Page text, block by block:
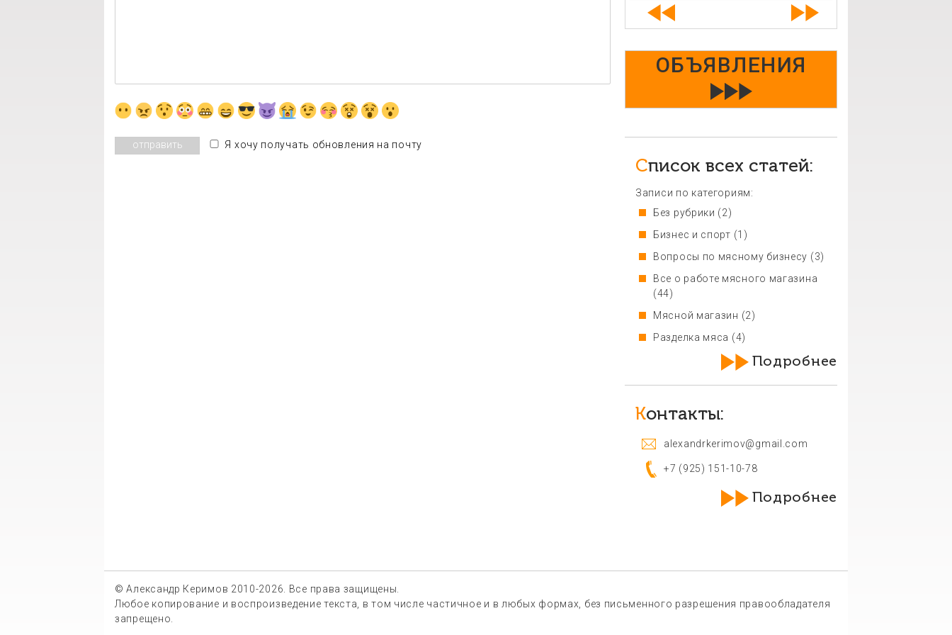
Я хочу получать обновления на почту
ОБЪЯВЛЕНИЯ
Список всех статей:
Записи по категориям:
Без рубрики (2)
Бизнес и спорт (1)
Вопросы по мясному бизнесу (3)
Все о работе мясного магазина
(44)
Мясной магазин (2)
Разделка мяса (4)
Подробнее
Контакты:
alexandrkerimov@gmail.com
+7 (925) 151-10-78
Подробнее
© Александр Керимов 2010-2026. Все права защищены.
Любое копирование и воспроизведение текста, в том числе частичное и в любых формах, без письменного разрешения правообладателя
запрещено.